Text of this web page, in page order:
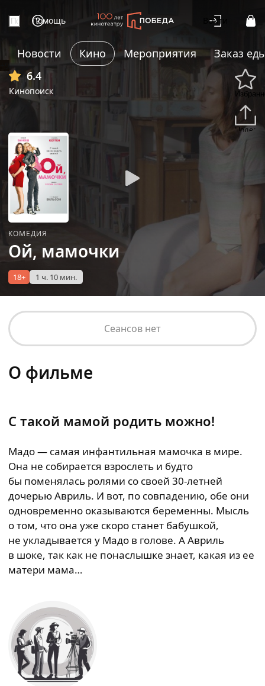
Помощь Войти
Новости Кино Мероприятия
Заказ
6.4
Кинопоиск
КОМЕДИЯ
Ой, мамочки
18+ 1 ч. 10 мин.
Сеансов нет
О фильме
С такой мамой родить можно!
Мадо — самая инфантильная мамочка в мире.
Она не собирается взрослеть и будто
бы поменялась ролями со своей 30-летней
дочерью Авриль. И вот, по совпадению, обе они
одновременно оказываются беременны. Мысль
о том, что она уже скоро станет бабушкой,
не укладывается у Мадо в голове. А Авриль
в шоке, так как не понаслышке знает, какая из ее
матери мама…